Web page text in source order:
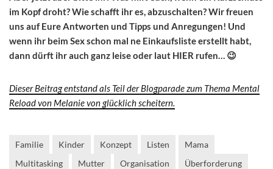
im Kopf droht? Wie schafft ihr es, abzuschalten? Wir freuen
uns auf Eure Antworten und Tipps und Anregungen! Und
wenn ihr beim Sex schon mal ne Einkaufsliste erstellt habt,
dann dürft ihr auch ganz leise oder laut HIER rufen… 😉
Dieser Beitrag entstand als Teil der Blogparade zum Thema Mental
Reload von Melanie von glücklich scheitern.
Familie Kinder Konzept Listen
Mama
Multitasking
Mutter Organisation
Überforderung